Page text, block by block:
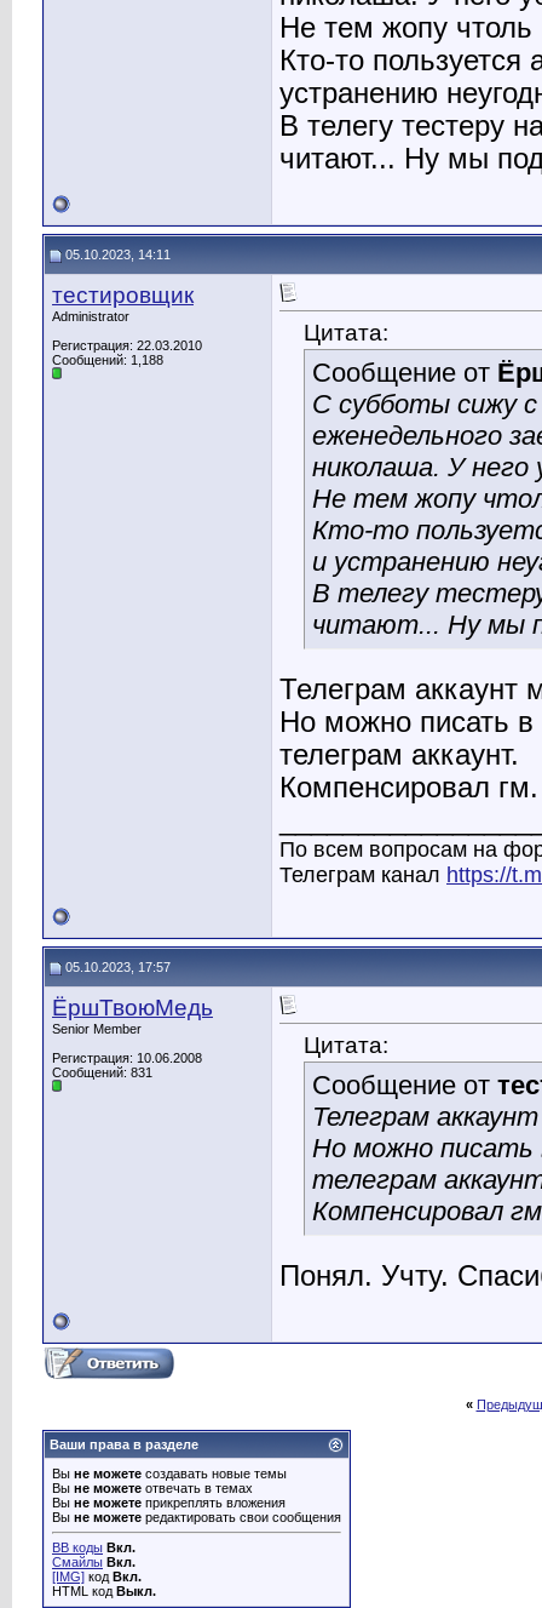
Не тем жопу
Кто-то
устранению
В телегу тестеру
читают... Ну мы
05.10.2023, 14:11
тестировщик
Administrator
Регистрация: 22.03.2010
Сообщений: 1,188
Цитата:
Сообщение от
С субботы сижу с
еженедельного
николаша. У него
Не тем жопу
Кто-то
и устранению
В телегу
читают... Ну мы
Телеграм аккаунт
Но можно писать в
телеграм аккаунт.
Компенсировал гм.
По всем вопросам на
Телеграм канал https://
05.10.2023, 17:57
ЁршТвоюМедь
Senior Member
Регистрация: 10.06.2008
Сообщений: 831
Цитата:
Сообщение от
Телеграм
Но можно писать
телеграм
Компенсировал
Понял. Учту.
«
Ваши права в разделе
Вы не можете создавать новые темы
Вы не можете отвечать в темах
Вы не можете прикреплять вложения
Вы не можете редактировать свои сообщения
BB коды Вкл.
Смайлы Вкл.
[IMG] код Вкл.
HTML код Выкл.